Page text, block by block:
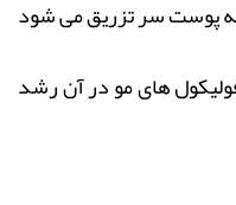
پوست سر تزریق می شود
های مو در آن رشد